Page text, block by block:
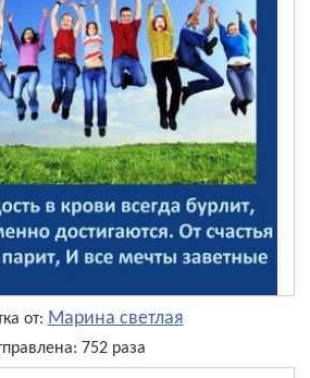
от: Марина светлая
752 раза